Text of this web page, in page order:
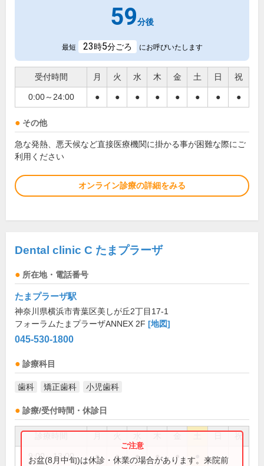
59分後
最短 23時5分ごろ にお呼びいたします
受付時間 月 火 水 木 金 土 日 祝
0:00～24:00 ● ● ● ● ● ● ● ●
その他
急な発熱、悪天候など直接医療機関に掛かる事が困難な際にご
利用ください
オンライン診療の詳細をみる
Dental clinic C たまプラーザ
所在地・電話番号
たまプラーザ駅
神奈川県横浜市青葉区美しが丘2丁目17-1
フォーラムたまプラーザANNEX 2F [地図]
045-530-1800
診療科目
歯科 矯正歯科 小児歯科
診療/受付時間・休診日
祝
9:00～13:00 ● ● ● ● ●
お盆(8月中旬)は休診・休業の場合があります。来院前